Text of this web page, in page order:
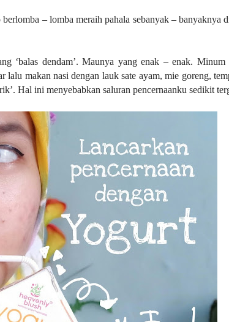
– lomba meraih pahala sebanyak – banyaknya
‘balas dendam’. Maunya yang enak – enak.
makan nasi dengan lauk sate ayam, mie goreng,
Hal ini menyebabkan saluran pencernaanku sedikit